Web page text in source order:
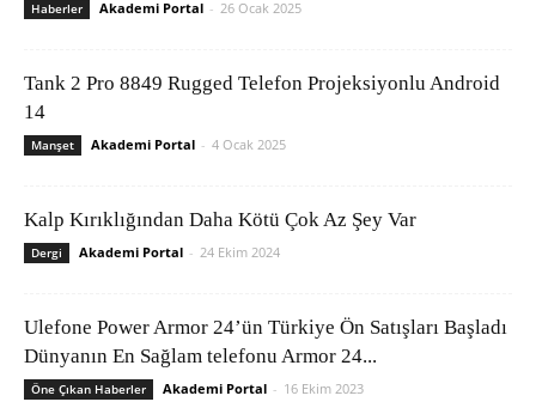
Haberler Akademi Portal - 26 Ocak 2025
Tank 2 Pro 8849 Rugged Telefon Projeksiyonlu Android
14
Manşet Akademi Portal - 4 Ocak 2025
Kalp Kırıklığından Daha Kötü Çok Az Şey Var
Dergi Akademi Portal - 24 Ekim 2024
Ulefone Power Armor 24’ün Türkiye Ön Satışları Başladı
Dünyanın En Sağlam telefonu Armor 24...
Öne Çıkan Haberler Akademi Portal - 16 Ekim 2023